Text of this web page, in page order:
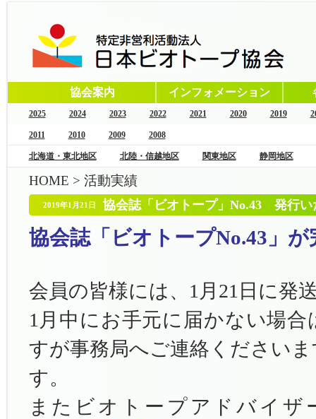
協会案内 インフォメーション
2025 2024 2023 2022 2021 2020 2019
2011 2010 2009 2008
北海道・東北地区 北陸・信越地区 関東地区 静岡地区
HOME > 活動実績
2019年1月21日 協会誌「ビオトープ」No.43 発行い
協会誌「ビオトープNo.43」
会員の皆様には、1月21日に発
1月中にお手元に届かない場
すが事務局へご連絡ください
す。
またビオトープアドバイ